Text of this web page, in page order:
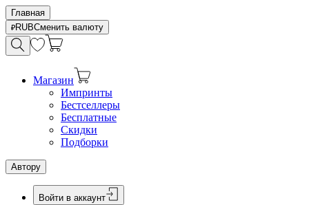
Главная
RUBСменить валюту
Магазин
Импринты
Бестселлеры
Бесплатные
Скидки
Подборки
Автору
Войти в аккаунт